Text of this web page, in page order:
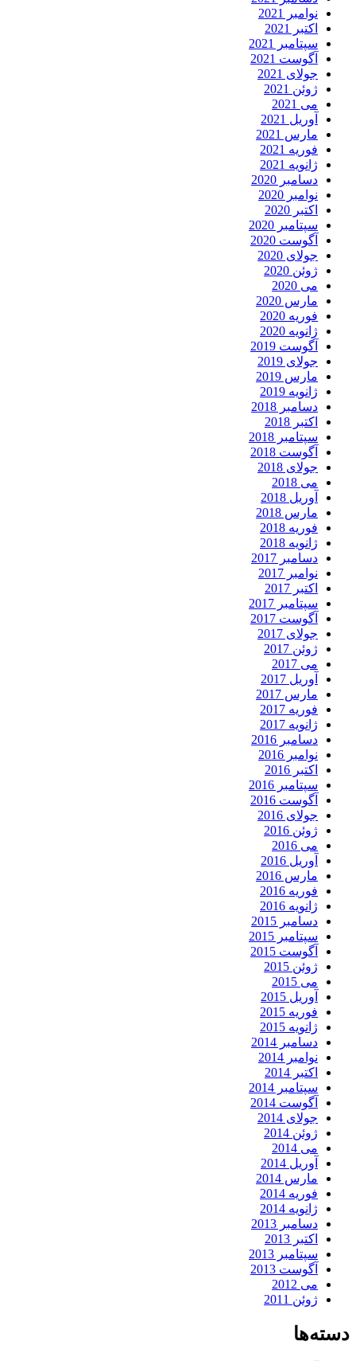
نوامبر 2021
اکتبر 2021
سپتامبر 2021
آگوست 2021
جولای 2021
ژوئن 2021
می 2021
آوریل 2021
مارس 2021
فوریه 2021
ژانویه 2021
دسامبر 2020
نوامبر 2020
اکتبر 2020
سپتامبر 2020
آگوست 2020
جولای 2020
ژوئن 2020
می 2020
مارس 2020
فوریه 2020
ژانویه 2020
آگوست 2019
جولای 2019
مارس 2019
ژانویه 2019
دسامبر 2018
اکتبر 2018
سپتامبر 2018
آگوست 2018
جولای 2018
می 2018
آوریل 2018
مارس 2018
فوریه 2018
ژانویه 2018
دسامبر 2017
نوامبر 2017
اکتبر 2017
سپتامبر 2017
آگوست 2017
جولای 2017
ژوئن 2017
می 2017
آوریل 2017
مارس 2017
فوریه 2017
ژانویه 2017
دسامبر 2016
نوامبر 2016
اکتبر 2016
سپتامبر 2016
آگوست 2016
جولای 2016
ژوئن 2016
می 2016
آوریل 2016
مارس 2016
فوریه 2016
ژانویه 2016
دسامبر 2015
سپتامبر 2015
آگوست 2015
ژوئن 2015
می 2015
آوریل 2015
فوریه 2015
ژانویه 2015
دسامبر 2014
نوامبر 2014
اکتبر 2014
سپتامبر 2014
آگوست 2014
جولای 2014
ژوئن 2014
می 2014
آوریل 2014
مارس 2014
فوریه 2014
ژانویه 2014
دسامبر 2013
اکتبر 2013
سپتامبر 2013
آگوست 2013
می 2012
ژوئن 2011
دسته‌ها